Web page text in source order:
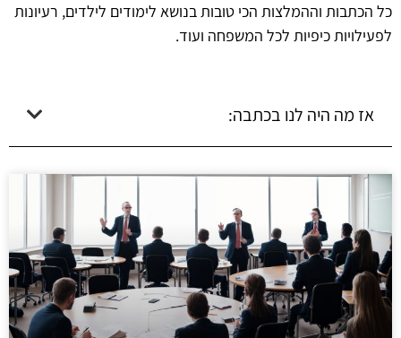
כל הכתבות וההמלצות הכי טובות בנושא לימודים לילדים, רעיונות
לפעילויות כיפיות לכל המשפחה ועוד.
אז מה היה לנו בכתבה: